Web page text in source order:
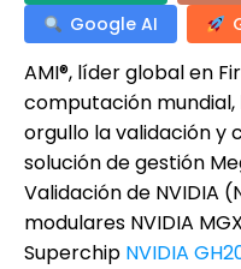
Google AI
AMI®, líder global en
computación
orgullo la validación y
solución de gestión
Validación de NVIDIA
modulares NVIDIA
Superchip NVIDIA